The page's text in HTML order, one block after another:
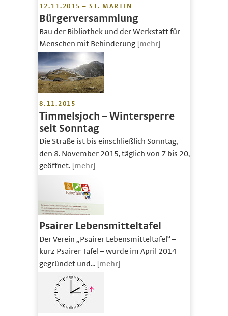
12.11.2015 – ST. MARTIN
Bürgerversammlung
Bau der Bibliothek und der Werkstatt für
Menschen mit Behinderung [mehr]
8.11.2015
Timmelsjoch – Wintersperre
seit Sonntag
Die Straße ist bis einschließlich Sonntag,
den 8. November 2015, täglich von 7 bis 20,
geöffnet. [mehr]
Psairer Lebensmitteltafel
Der Verein „Psairer Lebensmitteltafel“ –
kurz Psairer Tafel – wurde im April 2014
gegründet und... [mehr]